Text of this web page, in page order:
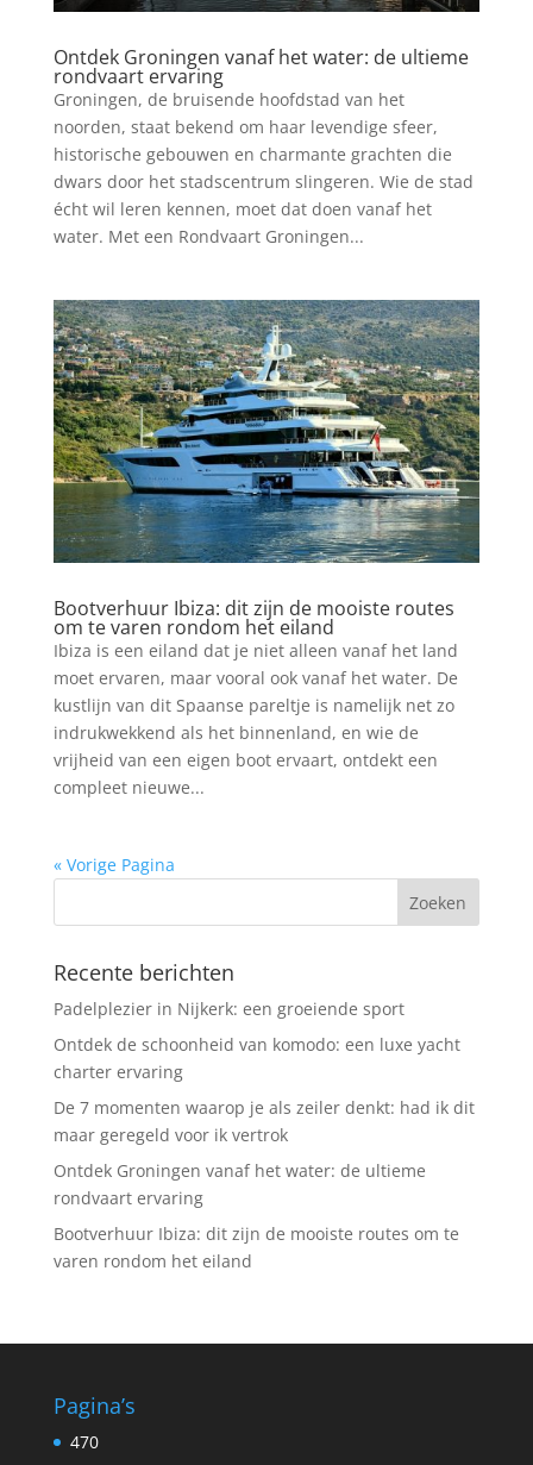
Ontdek Groningen vanaf het water: de ultieme
rondvaart ervaring
Groningen, de bruisende hoofdstad van het
noorden, staat bekend om haar levendige sfeer,
historische gebouwen en charmante grachten die
dwars door het stadscentrum slingeren. Wie de stad
écht wil leren kennen, moet dat doen vanaf het
water. Met een Rondvaart Groningen...
Bootverhuur Ibiza: dit zijn de mooiste routes
om te varen rondom het eiland
Ibiza is een eiland dat je niet alleen vanaf het land
moet ervaren, maar vooral ook vanaf het water. De
kustlijn van dit Spaanse pareltje is namelijk net zo
indrukwekkend als het binnenland, en wie de
vrijheid van een eigen boot ervaart, ontdekt een
compleet nieuwe...
« Vorige Pagina
Recente berichten
Padelplezier in Nijkerk: een groeiende sport
Ontdek de schoonheid van komodo: een luxe yacht
charter ervaring
De 7 momenten waarop je als zeiler denkt: had ik dit
maar geregeld voor ik vertrok
Ontdek Groningen vanaf het water: de ultieme
rondvaart ervaring
Bootverhuur Ibiza: dit zijn de mooiste routes om te
varen rondom het eiland
Pagina’s
470